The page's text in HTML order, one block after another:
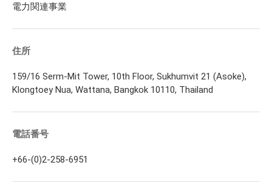
電力関連事業
住所
159/16 Serm-Mit Tower, 10th Floor, Sukhumvit 21 (Asoke),
Klongtoey Nua, Wattana, Bangkok 10110, Thailand
電話番号
+66-(0)2-258-6951